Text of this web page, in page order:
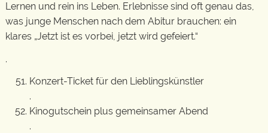
Lernen und rein ins Leben. Erlebnisse sind oft genau das,
was junge Menschen nach dem Abitur brauchen: ein
klares „Jetzt ist es vorbei, jetzt wird gefeiert.“
.
Konzert-Ticket für den Lieblingskünstler
.
Kinogutschein plus gemeinsamer Abend
.